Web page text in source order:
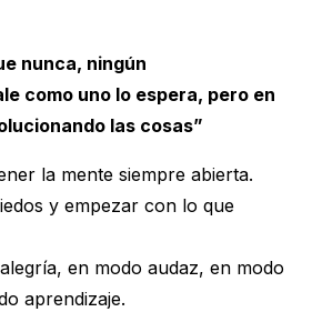
nunca, ningún
como uno lo espera, pero en
las cosas”
la mente siempre abierta.
y empezar con lo que
en modo audaz, en modo
aprendizaje.